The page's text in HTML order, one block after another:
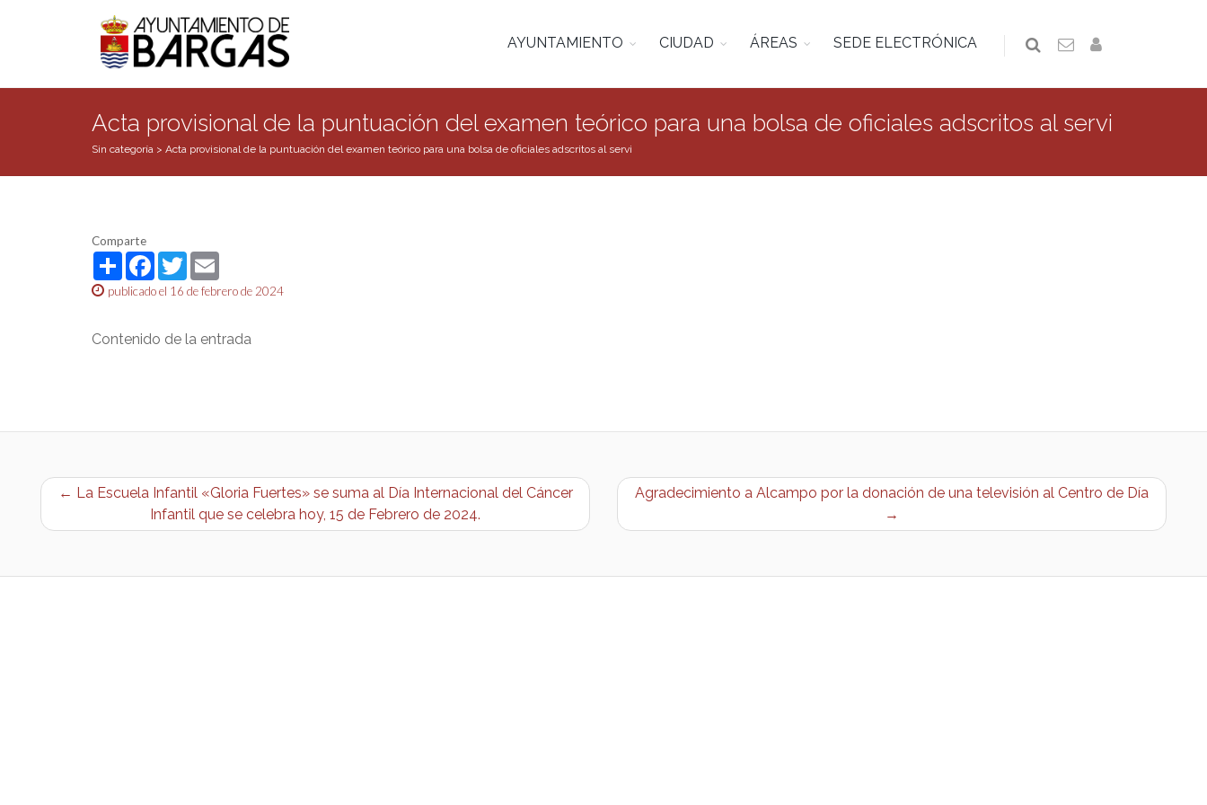
AYUNTAMIENTO CIUDAD ÁREAS SEDE ELECTRÓNICA
Acta provisional de la puntuación del examen teórico para una bolsa de oficiales adscritos al servi
Sin categoría > Acta provisional de la puntuación del examen teórico para una bolsa de oficiales adscritos al servi
Comparte
ShareFacebook
Twitter
publicado el 16 de febrero de 2024
Contenido de la entrada
← La Escuela Infantil «Gloria Fuertes» se suma al Día Internacional del Cáncer
Infantil que se celebra hoy, 15 de Febrero de 2024.
Agradecimiento a Alcampo por la donación de una televisión al Centro de Día
→